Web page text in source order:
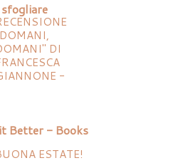
DI
-
Better - Books
ESTATE!